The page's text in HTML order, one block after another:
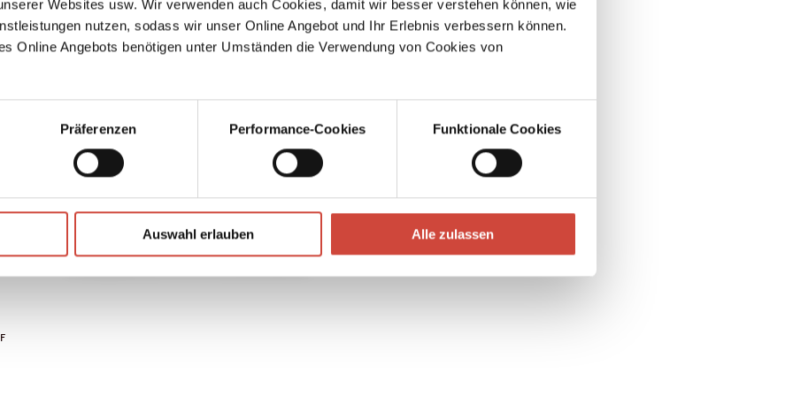
Websites usw. Wir verwenden auch Cookies, damit wir besser verstehen können, wie
nutzen, sodass wir unser Online Angebot und Ihr Erlebnis verbessern können.
Online Angebots benötigen unter Umständen die Verwendung von Cookies von
Präferenzen Performance-Cookies Funktionale Cookies
Auswahl erlauben Alle zulassen
came
her
a
—
→ Julia Engelmann